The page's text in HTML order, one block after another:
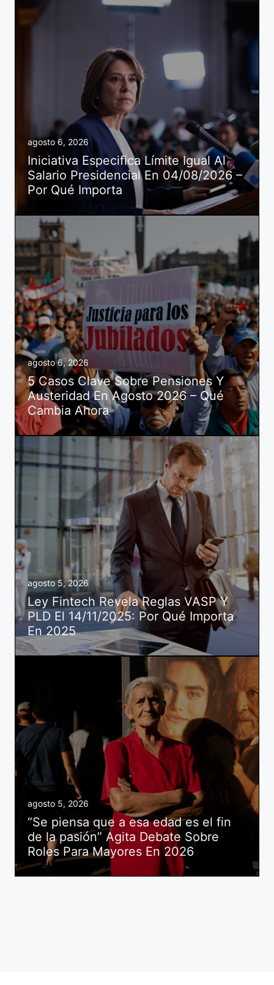
agosto 6, 2026
Iniciativa Especifica Límite Igual Al
Salario Presidencial En 04/08/2026 –
Por Qué Importa
agosto 6, 2026
5 Casos Clave Sobre Pensiones Y
Austeridad En Agosto 2026 – Qué
Cambia Ahora
agosto 5, 2026
Ley Fintech Revela Reglas VASP Y
PLD El 14/11/2025: Por Qué Importa
En 2025
agosto 5, 2026
“Se piensa que a esa edad es el fin
de la pasión” Agita Debate Sobre
Roles Para Mayores En 2026